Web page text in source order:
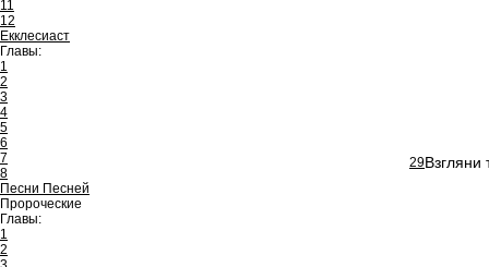
11
12
Екклесиаст
Главы:
1
2
3
4
5
6
7
8
Песни Песней
Пророческие
Главы:
1
2
29Взгляни